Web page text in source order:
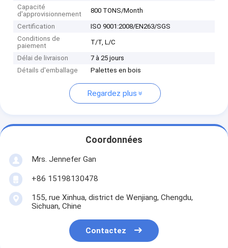
Capacité
d'approvisionnement
800 TONS/Month
Certification
ISO 9001:2008/EN263/SGS
Conditions de
paiement
T/T, L/C
Délai de livraison
7 à 25 jours
Détails d'emballage
Palettes en bois
Regardez plus
Coordonnées
Mrs. Jennefer Gan
+86 15198130478
155, rue Xinhua, district de Wenjiang, Chengdu,
Sichuan, Chine
Contactez